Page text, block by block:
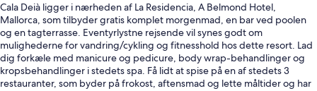
Cala Deià ligger i nærheden af La Residencia, A Belmond Hotel,
Mallorca, som tilbyder gratis komplet morgenmad, en bar ved poolen
og en tagterrasse. Eventyrlystne rejsende vil synes godt om
mulighederne for vandring/cykling og fitnesshold hos dette resort. Lad
dig forkæle med manicure og pedicure, body wrap-behandlinger og
kropsbehandlinger i stedets spa. Få lidt at spise på en af stedets 3
restauranter, som byder på frokost, aftensmad og lette måltider og har